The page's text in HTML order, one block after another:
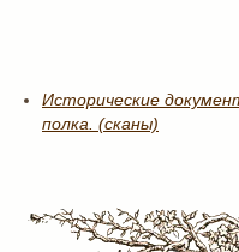
Исторические
полка. (сканы)